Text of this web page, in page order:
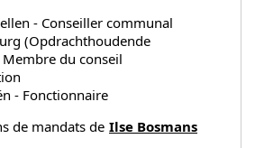
- Conseiller communal
(Opdrachthoudende
du conseil
- Fonctionnaire
de mandats de Ilse Bosmans